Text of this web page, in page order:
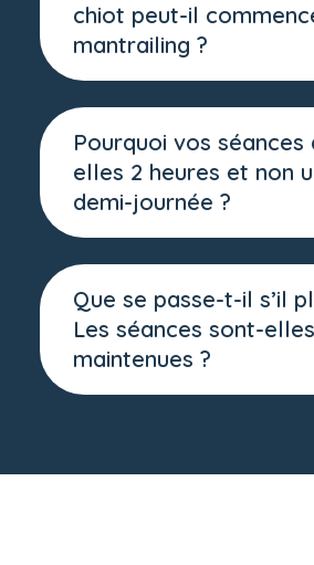
chiot peut-il
mantrailing ?
Pourquoi vos séances
elles 2 heures et non
demi-journée ?
Que se passe-t-il s’il
Les séances sont-elles
maintenues ?